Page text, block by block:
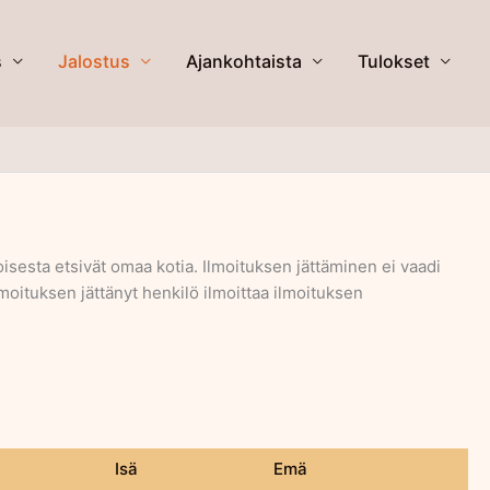
Jalostus Ajankohtaista Tulokset
etsivät omaa kotia. Ilmoituksen jättäminen ei vaadi
jättänyt henkilö ilmoittaa ilmoituksen
Isä Emä